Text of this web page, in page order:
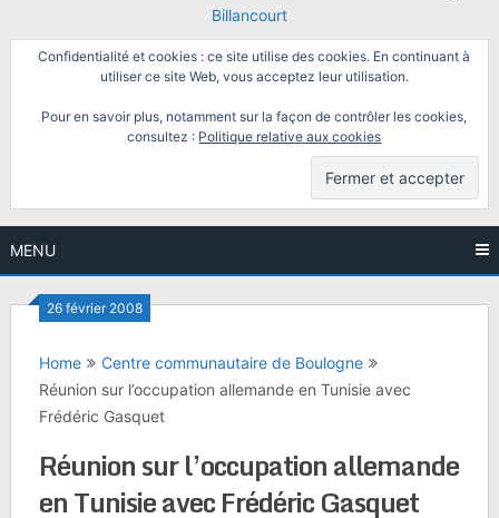
Billancourt
Confidentialité et cookies : ce site utilise des cookies. En continuant à
utiliser ce site Web, vous acceptez leur utilisation.
Pour en savoir plus, notamment sur la façon de contrôler les cookies,
consultez : Politique relative aux cookies
MENU
26 février 2008
Home
Centre communautaire de Boulogne
Réunion sur l’occupation allemande en Tunisie avec
Frédéric Gasquet
Réunion sur l’occupation allemande
en Tunisie avec Frédéric Gasquet